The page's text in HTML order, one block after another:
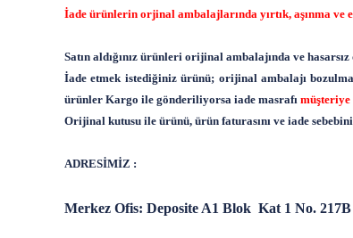
İade ürünlerin orjinal ambalajlarında yırtık, aşınma ve
Satın aldığınız ürünleri orijinal ambalajında ve
İade etmek istediğiniz ürünü; orijinal ambalajı
ürünler Kargo ile gönderiliyorsa iade masrafı müşteriye
Orijinal kutusu ile ürünü, ürün faturasını ve iade
ADRESİMİZ :
Merkez Ofis: Deposite A1 Blok Kat 1 No.